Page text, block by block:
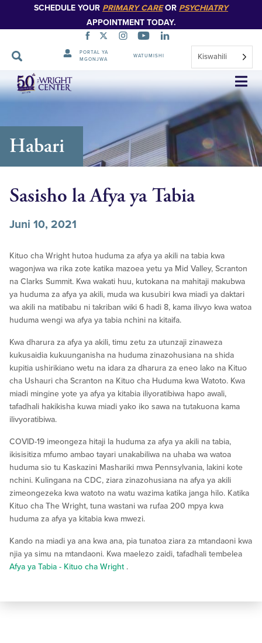
SCHEDULE YOUR PRIMARY CAREOR PSYCHIATRY
APPOINTMENT TODAY.
PORTAL YA
MGONJWA
WATUMISHI Kiswahili
Ruka
Urambazaji
Habari
Sasisho la Afya ya Tabia
Juni 10, 2021
Kituo cha Wright hutoa huduma za afya ya akili na tabia kwa
wagonjwa wa rika zote katika mazoea yetu ya Mid Valley, Scranton
na Clarks Summit. Kwa wakati huu, kutokana na mahitaji makubwa
ya huduma za afya ya akili, muda wa kusubiri kwa miadi ya daktari
wa akili na matibabu ni takriban wiki 6 hadi 8, kama ilivyo kwa watoa
huduma wengi wa afya ya tabia nchini na kitaifa.
Kwa dharura za afya ya akili, timu zetu za utunzaji zinaweza
kukusaidia kukuunganisha na huduma zinazohusiana na shida
kupitia ushirikiano wetu na idara za dharura za eneo lako na Kituo
cha Ushauri cha Scranton na Kituo cha Huduma kwa Watoto. Kwa
miadi mingine yote ya afya ya kitabia iliyoratibiwa hapo awali,
tafadhali hakikisha kuwa miadi yako iko sawa na tutakuona kama
ilivyoratibiwa.
COVID-19 imeongeza hitaji la huduma za afya ya akili na tabia,
ikisisitiza mfumo ambao tayari unakabiliwa na uhaba wa watoa
huduma sio tu Kaskazini Mashariki mwa Pennsylvania, lakini kote
nchini. Kulingana na CDC, ziara zinazohusiana na afya ya akili
zimeongezeka kwa watoto na watu wazima katika janga hilo. Katika
Kituo cha The Wright, tuna wastani wa rufaa 200 mpya kwa
huduma za afya ya kitabia kwa mwezi.
Kando na miadi ya ana kwa ana, pia tunatoa ziara za mtandaoni kwa
njia ya simu na mtandaoni. Kwa maelezo zaidi, tafadhali tembelea
Afya ya Tabia - Kituo cha Wright .